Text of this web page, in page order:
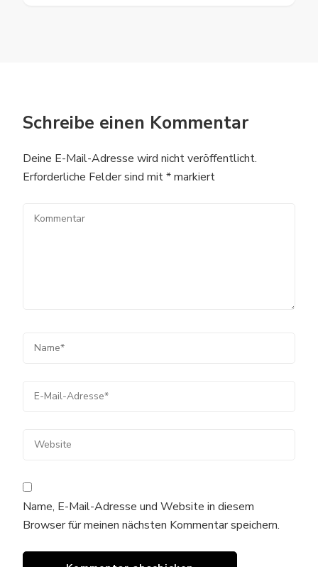
Schreibe einen Kommentar
Deine E-Mail-Adresse wird nicht veröffentlicht.
Erforderliche Felder sind mit*markiert
Name, E-Mail-Adresse und Website in diesem
Browser für meinen nächsten Kommentar speichern.